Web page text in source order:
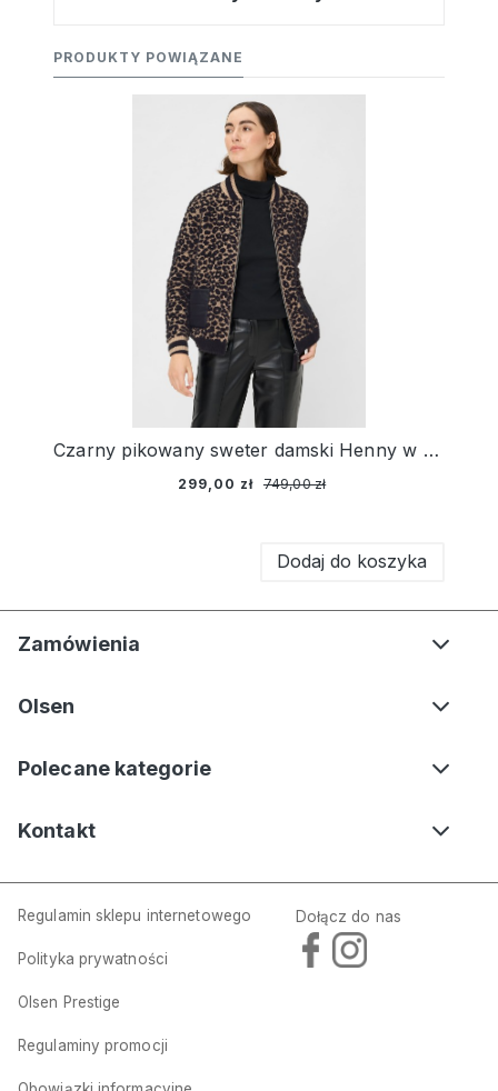
PRODUKTY POWIĄZANE
Czarny pikowany sweter damski Henny w panterkę – Urban Wild
299,00 zł 749,00 zł
Dodaj do koszyka
Zamówienia
Olsen
Polecane kategorie
Kontakt
Regulamin sklepu internetowego
Polityka prywatności
Olsen Prestige
Regulaminy promocji
Dołącz do nas